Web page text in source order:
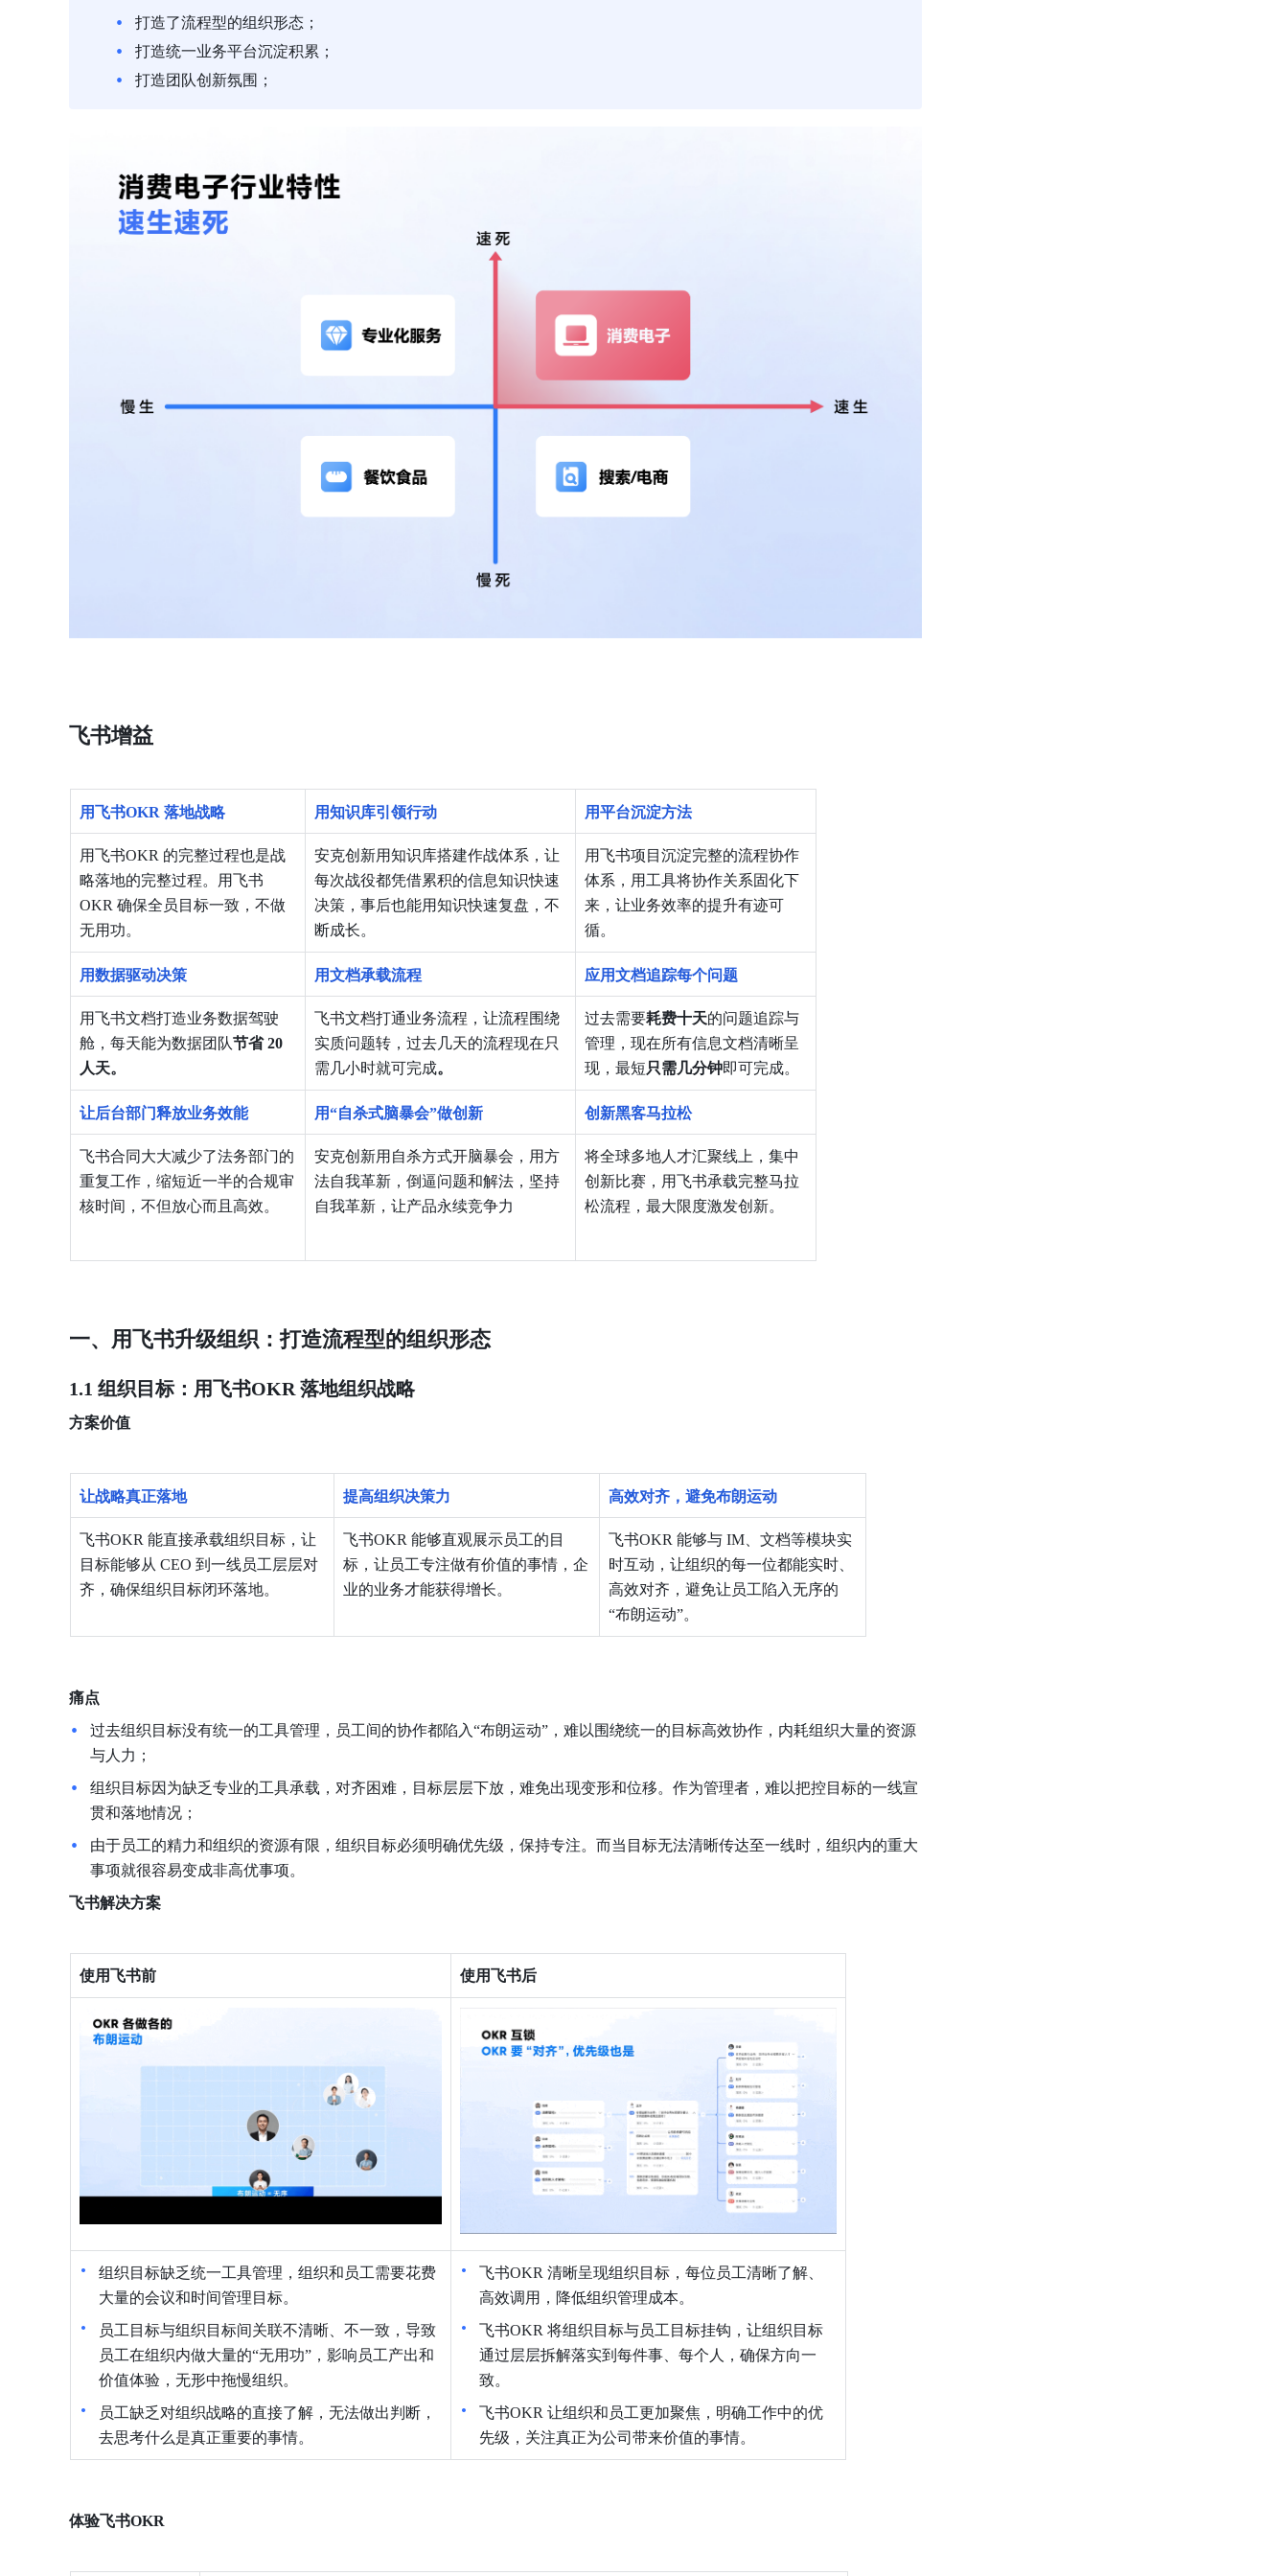
打造了流程型的组织形态；
打造统一业务平台沉淀积累；
打造团队创新氛围；
飞书增益
用飞书OKR 落地战略 用知识库引领行动 用平台沉淀方法
用飞书OKR 的完整过程也是战
略落地的完整过程。用飞书
OKR 确保全员目标一致，不做
无用功。
安克创新用知识库搭建作战体系，让
每次战役都凭借累积的信息知识快速
决策，事后也能用知识快速复盘，不
断成长。
用飞书项目沉淀完整的流程协作
体系，用工具将协作关系固化下
来，让业务效率的提升有迹可
循。
用数据驱动决策 用文档承载流程 应用文档追踪每个问题
用飞书文档打造业务数据驾驶
舱，每天能为数据团队节省 20
人天。
飞书文档打通业务流程，让流程围绕
实质问题转，过去几天的流程现在只
需几小时就可完成。
过去需要耗费十天的问题追踪与
管理，现在所有信息文档清晰呈
现，最短只需几分钟即可完成。
让后台部门释放业务效能 用“自杀式脑暴会”做创新 创新黑客马拉松
飞书合同大大减少了法务部门的
重复工作，缩短近一半的合规审
核时间，不但放心而且高效。
安克创新用自杀方式开脑暴会，用方
法自我革新，倒逼问题和解法，坚持
自我革新，让产品永续竞争力
将全球多地人才汇聚线上，集中
创新比赛，用飞书承载完整马拉
松流程，最大限度激发创新。
一、用飞书升级组织：打造流程型的组织形态
1.1 组织目标：用飞书OKR 落地组织战略
方案价值
让战略真正落地 提高组织决策力 高效对齐，避免布朗运动
飞书OKR 能直接承载组织目标，让
目标能够从 CEO 到一线员工层层对
齐，确保组织目标闭环落地。
飞书OKR 能够直观展示员工的目
标，让员工专注做有价值的事情，企
业的业务才能获得增长。
飞书OKR 能够与 IM、文档等模块实
时互动，让组织的每一位都能实时、
高效对齐，避免让员工陷入无序的
“布朗运动”。
痛点
过去组织目标没有统一的工具管理，员工间的协作都陷入“布朗运动”，难以围绕统一的目标高效协作，内耗组织大量的资源
与人力；
组织目标因为缺乏专业的工具承载，对齐困难，目标层层下放，难免出现变形和位移。作为管理者，难以把控目标的一线宣
贯和落地情况；
由于员工的精力和组织的资源有限，组织目标必须明确优先级，保持专注。而当目标无法清晰传达至一线时，组织内的重大
事项就很容易变成非高优事项。
飞书解决方案
使用飞书前 使用飞书后
组织目标缺乏统一工具管理，组织和员工需要花费
大量的会议和时间管理目标。
员工目标与组织目标间关联不清晰、不一致，导致
员工在组织内做大量的“无用功”，影响员工产出和
价值体验，无形中拖慢组织。
员工缺乏对组织战略的直接了解，无法做出判断，
去思考什么是真正重要的事情。
飞书OKR 清晰呈现组织目标，每位员工清晰了解、
高效调用，降低组织管理成本。
飞书OKR 将组织目标与员工目标挂钩，让组织目标
通过层层拆解落实到每件事、每个人，确保方向一
致。
飞书OKR 让组织和员工更加聚焦，明确工作中的优
先级，关注真正为公司带来价值的事情。
体验飞书OKR